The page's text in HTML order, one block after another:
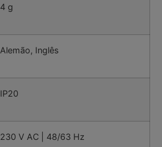
4 g
Alemão, Inglês
IP20
230 V AC | 48/63 Hz